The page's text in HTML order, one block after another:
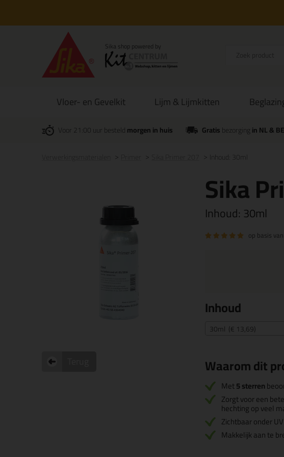
Vloer- en Gevelkit Lijm & Lijmkitten
Voor 21:00 uur besteldmorgen in huis Gratisbezorgingin NL & BE
Inhoud: 30ml
Sika
Inhoud: 30ml
op basis van
Inhoud
30ml (€ 13,69)
Waarom dit
Met5 sterren
Zorgt voor een
hechting op veel
Zichtbaar onder
Makkelijk aan te